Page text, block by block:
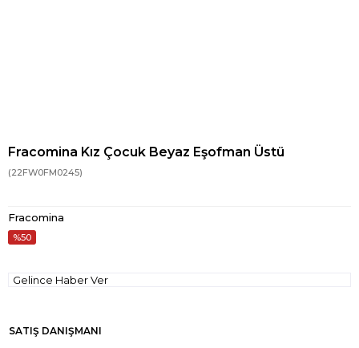
Fracomina Kız Çocuk Beyaz Eşofman Üstü
(22FW0FM0245)
Fracomina
50
Gelince Haber Ver
SATIŞ DANIŞMANI